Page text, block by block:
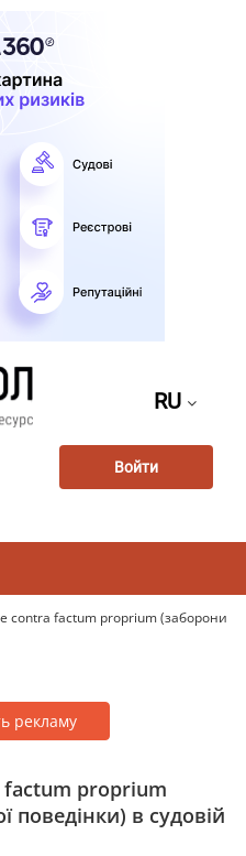
RU
Войти
contra factum proprium (заборони
рекламу
proprium
поведінки) в судовій